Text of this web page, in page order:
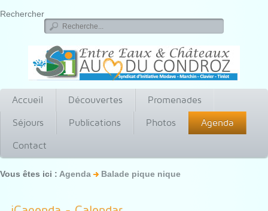
Rechercher
Accueil Découvertes
Promenades
Séjours
Publications Photos
Agenda
Contact
Vous êtes ici : Agenda Balade pique nique
précédente précédent